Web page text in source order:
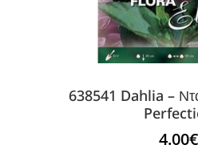
638541 Dahlia –
4.00€